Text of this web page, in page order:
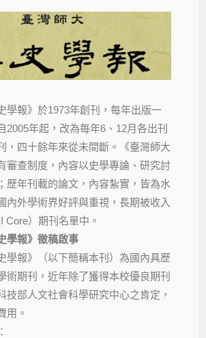
學報》於1973年創刊，每年出版一
2005年起，改為每年6、12月各出刊
，四十餘年來從未間斷。《臺灣師大
審查制度，內容以史學專論、研究討
歷年刊載的論文，內容紮實，皆為水
內外學術界好評與重視，長期被收入
Core）期刊名單中。
學報》徵稿啟事
學報》（以下簡稱本刊）為國內具歷
術期刊，近年除了獲得本校優良期刊
技部人文社會科學研究中心之肯定，
用。